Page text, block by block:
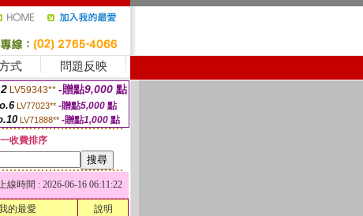
式 問題反映
LV59343** -贈點9,000 點
LV77023** -贈點5,000點
LV71888** -贈點1,000 點
收費排序
線時間 : 2026-06-16 06:11:22
的最愛 說明